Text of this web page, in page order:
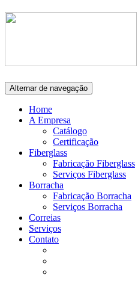
Alternar de navegação
Home
A Empresa
Catálogo
Certificação
Fiberglass
Fabricação Fiberglass
Serviços Fiberglass
Borracha
Fabricação Borracha
Serviços Borracha
Correias
Serviços
Contato